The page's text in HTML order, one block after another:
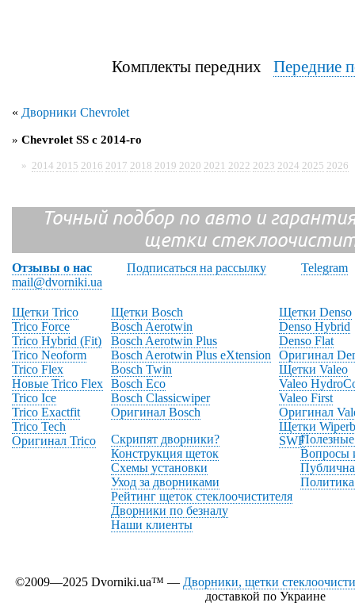
Комплекты передних Передние
« Дворники Chevrolet
» Chevrolet SS с 2014-го
» 2014 2015 2016 2017 2018 2019 2020 2021 2022 2023 2024 2025 2026
Точный подбор по авто и
щетки
Отзывы о нас Подписаться на рассылку
Telegram
mail@dvorniki.ua
Щетки Trico
Trico Force
Trico Hybrid (Fit)
Trico Neoform
Trico Flex
Новые Trico Flex
Trico Ice
Trico Exactfit
Trico Tech
Оригинал Trico
Щетки Bosch
Bosch Aerotwin
Bosch Aerotwin Plus
Bosch Aerotwin Plus eXtension
Bosch Twin
Bosch Eco
Bosch Classicwiper
Оригинал Bosch
Щетки Denso
Denso Hybrid
Denso Flat
Оригинал
Щетки Valeo
Valeo
Valeo First
Оригинал
Щетки
SWF
Скрипят дворники?
Конструкция щеток
Схемы установки
Уход за дворниками
Рейтинг щеток стеклоочистителя
Дворники по безналу
Наши клиенты
Вопросы
©2009—2025 Dvorniki.ua™ — Дворники, щетки
доставкой по Украине